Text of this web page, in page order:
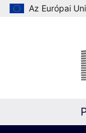
Az Európai